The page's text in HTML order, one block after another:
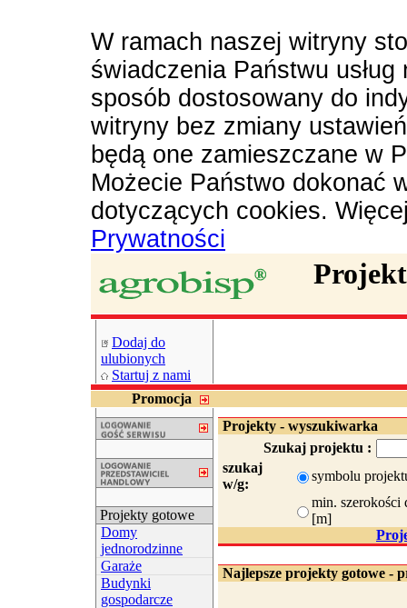
W ramach naszej witryny
świadczenia Państwu
sposób dostosowany do
witryny bez zmiany
będą one zamieszczane w
Możecie Państwo dokonać
dotyczących cookies.
Prywatności
Dodaj do
ulubionych
Startuj z nami
Promocja
Projekty gotowe
Domy
jednorodzinne
Garaże
Budynki
gospodarcze
Projekty - wyszukiwarka
Szukaj projektu :
szukaj
w/g:
symbolu
min. szerokości
[m]
Najlepsze projekty gotowe -